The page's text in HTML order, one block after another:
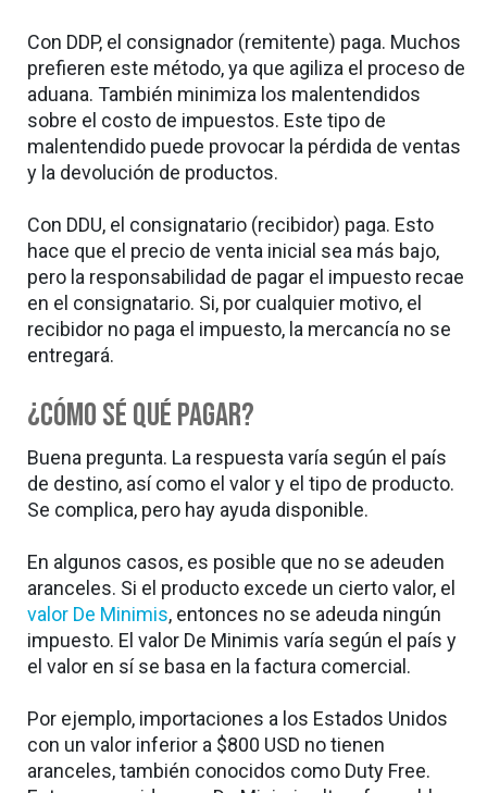
Con DDP, el consignador (remitente) paga. Muchos
prefieren este método, ya que agiliza el proceso de
aduana. También minimiza los malentendidos
sobre el costo de impuestos. Este tipo de
malentendido puede provocar la pérdida de ventas
y la devolución de productos.
Con DDU, el consignatario (recibidor) paga. Esto
hace que el precio de venta inicial sea más bajo,
pero la responsabilidad de pagar el impuesto recae
en el consignatario. Si, por cualquier motivo, el
recibidor no paga el impuesto, la mercancía no se
entregará.
¿Cómo sé qué pagar?
Buena pregunta. La respuesta varía según el país
de destino, así como el valor y el tipo de producto.
Se complica, pero hay ayuda disponible.
En algunos casos, es posible que no se adeuden
aranceles. Si el producto excede un cierto valor, el
valor De Minimis, entonces no se adeuda ningún
impuesto. El valor De Minimis varía según el país y
el valor en sí se basa en la factura comercial.
Por ejemplo, importaciones a los Estados Unidos
con un valor inferior a $800 USD no tienen
aranceles, también conocidos como Duty Free.